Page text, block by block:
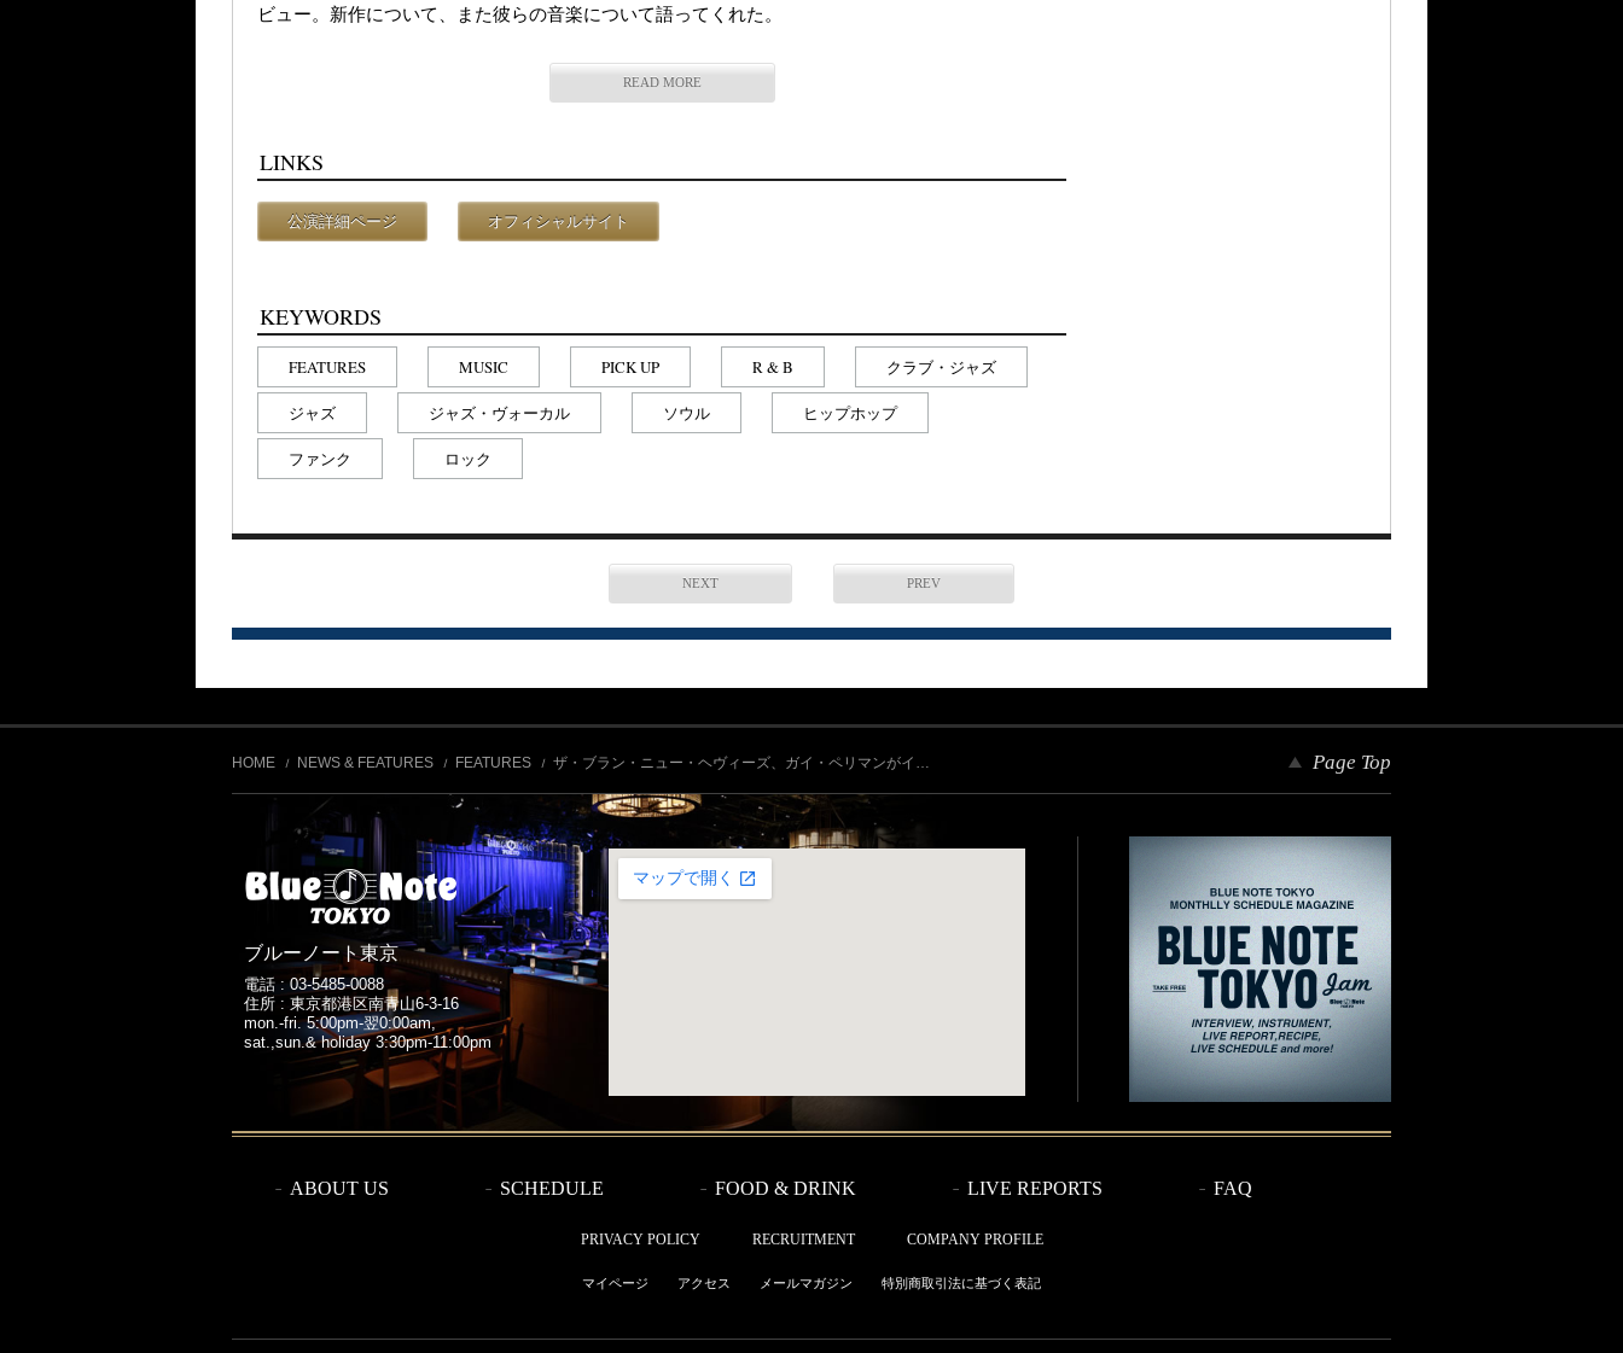
ビュー。新作について、また彼らの音楽について語ってくれた。
READ MORE
LINKS
公演詳細ページ オフィシャルサイト
KEYWORDS
FEATURES MUSIC PICK UP R & B クラブ・ジャズ
ジャズ ジャズ・ヴォーカル ソウル ヒップホップ
ファンク ロック
NEXT PREV
HOME NEWS & FEATURES FEATURES ザ・ブラン・ニュー・ヘヴィーズ、ガイ・ペリマンがイ… Page Top
ブルーノート東京
電話 : 03-5485-0088
住所 : 東京都港区南青山6-3-16
mon.-fri. 5:00pm-翌0:00am,
sat.,sun.& holiday 3:30pm-11:00pm
ABOUT US SCHEDULE FOOD & DRINK LIVE REPORTS FAQ
PRIVACY POLICY RECRUITMENT COMPANY PROFILE
マイページ アクセス メールマガジン 特別商取引法に基づく表記